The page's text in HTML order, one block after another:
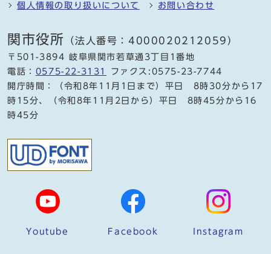
個人情報の取り扱いについて お問い合わせ
関市役所 （法人番号：4000020212059）
〒501-3894 岐阜県関市若草通3丁目1番地
電話： 0575-22-3131
ファクス:0575-23-7744
開庁時間：（令和8年11月1日まで）平日 8時30分から17
時15分、（令和8年11月2日から）平日 8時45分から16
時45分
Youtube Facebook Instagram